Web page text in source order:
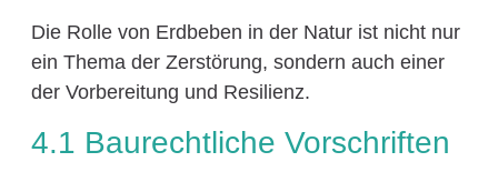
Die Rolle von Erdbeben in der Natur ist nicht nur
ein Thema der Zerstörung, sondern auch einer
der Vorbereitung und Resilienz.
4.1 Baurechtliche Vorschriften